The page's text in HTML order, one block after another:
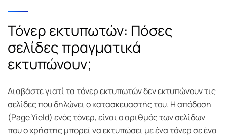
Τόνερ εκτυπωτών: Πόσες
σελίδες πραγματικά
εκτυπώνουν;
Διαβάστε γιατί τα τόνερ εκτυπωτών δεν εκτυπώνουν τις
σελίδες που δηλώνει ο κατασκευαστής του. H απόδοση
(Page Yield) ενός τόνερ, είναι ο αριθμός των σελίδων
που o χρήστης μπορεί να εκτυπώσει με ένα τόνερ σε ένα